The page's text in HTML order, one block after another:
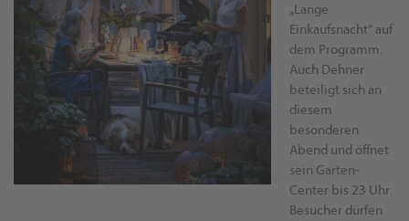
„Lange
Einkaufsnacht“ auf
dem Programm.
Auch Dehner
beteiligt sich an
diesem
besonderen
Abend und öffnet
sein Garten-
Center bis 23 Uhr.
Besucher dürfen